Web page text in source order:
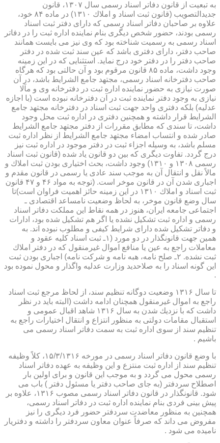
به تبعیت از قانون دفاتر اسناد رسمی سال ۱۳۰۷، قانون
جدیدالتصویب (قانون ثبت اسناد و املاك ۱۳۱۰) در ماده ۸۴ خود،
علاوه بر صاحبان دفاتر اسناد رسمی كه دارای دفتر ثبت اسناد
رسمی بودند، حضور شخص دیگری بنام نماینده اداره ثبت را در دفاتر
اسناد رسمی به رسمیت شناخته بود كه وی نیز می بایست همانند
صاحب دفتر، دارای دفتری باشد كه عین سند ثبت شده در دفتر
صاحب دفتر را در دفتر خود درج نماید. استثنایی كه در این زمینه
وجود داشت، ماده ۸۵ قانون مرقوم بود و آن حالتی بود كه هرگاه
صاحب دفترخانه اسناد رسمی، مجتهد جامع الشرایط باشد، در آن
صورت نیازی به حضور نماینده اداره ثبت در دفترخانه وی و مآلا
نیازی به وجود دفتر نماینده ثبت در آن دفترخانه نبوده است (با اجازه
عدلیه) بلكه دفتری واحد جهت ثبت اسناد در دفترخانه مجتهد جامع
الشرایط قرار داشته و همچنین دفتری در اداره ثبت محل وجود
داشت، تا سندی كه مطابق مقررات از دفتر مجتهد جامع الشرایط
صادر شده و انتساب امضاء مجتهد جامع الشرایط از نظر اداره ثبت
مسلم باشد، به وسیله اجزاء ثبت در دفتر موجود در اداره ثبت نیز
درج گردد. تفاوت دیگری كه بین دو قانون یاد شده (قانون ثبت اسناد
رسمی ۱۳۰۸ و ۱۳۱۰) وجود داشت، بحث اختیاری بودن ثبت املاك و
مالاً نقل و انتقال آن به موجب سند عادی یا رسمی در قانون مقدم و
اجباری شدن آن در قانون موخر است. (توجه به مواد ۴۶ و ۴۷ قانون
ثبت اسناد و املاك ۱۳۱۰ در این زمینه حائز اهمیت فراوان است)تا
سال وضع قانون موخر، به لحاظ وضعیت نامساعد اقتصادی ـ
اجتماعی جامعه ایران، هنوز در همه نقاط این مملكت دفاتر اسناد
رسمی و اداره ثبت تشكیل نشده یا اگر هم تشكیل شده بود، ادارات
و دفاتر تشكیل شده دارای شرایط كیفی و مطلوب نبوده اند. به
همین جهت قانونگذار در دو مورد (۱ـ ثبت اسناد كلیه عقود و
معاملات راجع به عین یا منافع اموال غیرمنقول كه در دفتر املاك
ثبت نشده. ۲ـ صلح نامه، هبه نامه و شركت نامه) اجباری بودن ثبت
این گونه اسناد را به صلاحدید وزارت عدلیه واگذار و محول نموده بود
.
تا سال ۱۳۱۶ وضعیت دوگانه تنظیم سند، از لحاظ مرجع ثبت اسناد
راجع به اموال غیرمنقول همچنان ادامه داشت (البته باید در نظر
داشت كه با نزدیك شدن به سال ۱۳۱۶ شاهد اقبال عمومی و
استقبال مقامات دولتی به منظور انتزاع و انتقال اختیارات راجع به
تنظیم سند از سوی اداره ثبت به سمت دفاتر اسناد رسمی می
باشیم .
با وضع قانون دفاتر اسناد رسمی در مورخه ۱۵/۳/۱۳۱۶، كلاً وظیفه
تنظیم سند از اداره ثبت منتزع و این وظیفه به عهده دفاتر اسناد
رسمی محول می گردد و به موجب این قانون و برای اولین بار
اصطلاح سردفتر (به جای صاحب دفتر یا مسئول دفتر ) باب می
شود. قانونگذار در قانون دفاتر اسناد رسمی مصوب ۱۳۱۶، علاوه بر
پیش بینی فردی بنام نماینده اداره ثبت در دفاتر اسناد رسمی،
همچنین به منظور معاضدت سردفتر حضور فرد دیگری را نیز
مفروض می داند كه صرفاً عنوان معاون سردفتر را داشته و دفتریار
نامیده می شود .